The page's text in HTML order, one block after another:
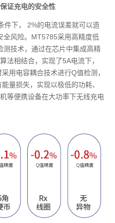
证充电的安全性
件下， 2%的电流误差就可以造
全风险。MT5785采用高精度低
测技术，通过在芯片中集成高精
法相结合，实现了5A电流下，
用电容耦合技术进行Q值检测，
量损失，实现以极低的功耗、
等便携设备在大功率下无线充电